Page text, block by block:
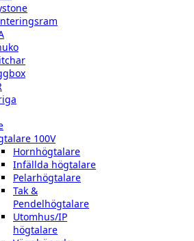
100V
Hornhögtalare
Infällda högtalare
Pelarhögtalare
Tak &
Pendelhögtalare
Utomhus/IP
högtalare